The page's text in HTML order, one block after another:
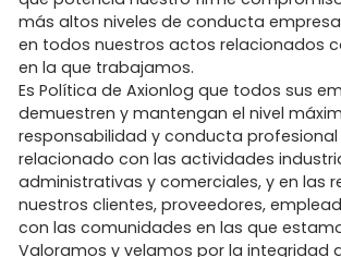
más altos niveles de conducta
en todos nuestros actos relacionados
en la que trabajamos.
Es Política de Axionlog que todos sus
demuestren y mantengan el nivel
responsabilidad y conducta profesional
relacionado con las actividades
administrativas y comerciales, y en las
nuestros clientes, proveedores,
con las comunidades en las que
Valoramos y velamos por la integridad